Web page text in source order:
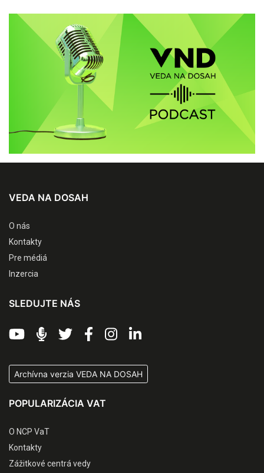
VEDA NA DOSAH
O nás
Kontakty
Pre médiá
Inzercia
SLEDUJTE NÁS
Archívna verzia VEDA NA DOSAH
POPULARIZÁCIA VAT
O NCP VaT
Kontakty
Zážitkové centrá vedy